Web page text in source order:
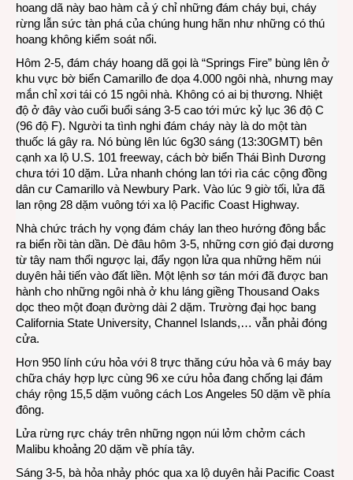
hoang dã này bao hàm cả ý chỉ những đám cháy bụi, cháy
rừng lẫn sức tàn phá của chúng hung hãn như những có thú
hoang không kiểm soát nổi.
Hôm 2-5, đám cháy hoang dã gọi là “Springs Fire” bùng lên ở
khu vực bờ biển Camarillo đe dọa 4.000 ngôi nhà, nhưng may
mắn chỉ xơi tái có 15 ngôi nhà. Không có ai bị thương. Nhiệt
độ ở đây vào cuối buổi sáng 3-5 cao tới mức kỷ lục 36 độ C
(96 độ F). Người ta tình nghi đám cháy này là do một tàn
thuốc lá gây ra. Nó bùng lên lúc 6g30 sáng (13:30GMT) bên
cạnh xa lộ U.S. 101 freeway, cách bờ biển Thái Bình Dương
chưa tới 10 dặm. Lửa nhanh chóng lan tới rìa các cộng đồng
dân cư Camarillo và Newbury Park. Vào lúc 9 giờ tối, lửa đã
lan rộng 28 dặm vuông tới xa lộ Pacific Coast Highway.
Nhà chức trách hy vọng đám cháy lan theo hướng đông bắc
ra biển rồi tàn dần. Dè đâu hôm 3-5, những cơn gió đại dương
từ tây nam thổi ngược lại, đẩy ngọn lửa qua những hẽm núi
duyên hải tiến vào đất liền. Một lệnh sơ tán mới đã được ban
hành cho những ngôi nhà ở khu láng giềng Thousand Oaks
dọc theo một đoạn đường dài 2 dặm. Trường đại học bang
California State University, Channel Islands,… vẫn phải đóng
cửa.
Hơn 950 lính cứu hỏa với 8 trực thăng cứu hỏa và 6 máy bay
chữa cháy hợp lực cùng 96 xe cứu hỏa đang chống lại đám
cháy rộng 15,5 dặm vuông cách Los Angeles 50 dặm về phía
đông.
Lửa rừng rực cháy trên những ngọn núi lởm chởm cách
Malibu khoảng 20 dặm về phía tây.
Sáng 3-5, bà hỏa nhảy phóc qua xa lộ duyên hải Pacific Coast